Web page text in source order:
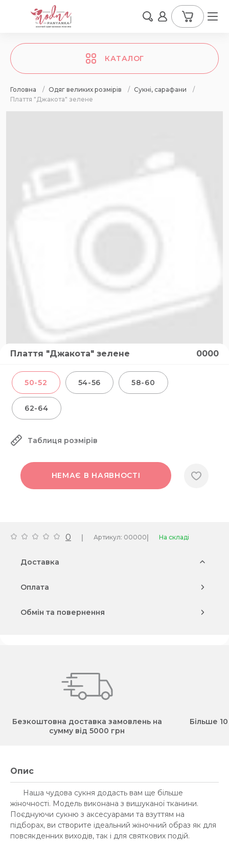
КАТАЛОГ
Головна / Одяг великих розмірів / Сукні, сарафани
/
Плаття "Джакота" зелене
Плаття "Джакота" зелене 0000
50-52 54-56 58-60
62-64
Таблиця розмірів
НЕМАЄ В НАЯВНОСТІ
0 | Артикул: 00000| На складі
Доставка
Оплата
Обмін та повернення
Безкоштовна доставка замовлень на
сумму від 5000 грн
Більше
Опис
Наша чудова сукня додасть вам ще більше
жіночності. Модель виконана з вишуканої тканини.
Поєднуючи сукню з аксесуарами та взуттям на
підборах, ви створите ідеальний жіночний образ як для
повсякденних виходів, так і для святкових подій.